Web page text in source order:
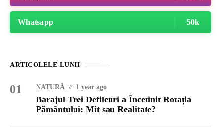
Whatsapp 50k
ARTICOLELE LUNII
01 NATURĂ 1 year ago
Barajul Trei Defileuri a Încetinit Rotația
Pământului: Mit sau Realitate?